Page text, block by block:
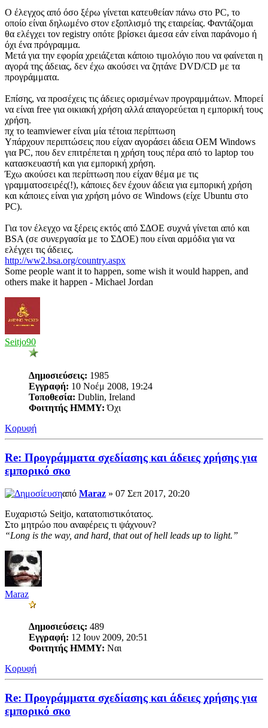
Ο έλεγχος από όσο ξέρω γίνεται κατευθείαν πάνω στο PC, το
οποίο είναι δηλωμένο στον εξοπλισμό της εταιρείας. Φαντάζομαι
θα ελέγχει τον registry οπότε βρίσκει άμεσα εάν είναι παράνομο ή
όχι ένα πρόγραμμα.
Μετά για την εφορία χρειάζεται κάποιο τιμολόγιο που να φαίνεται η
αγορά της άδειας, δεν έχω ακούσει να ζητάνε DVD/CD με τα
προγράμματα.
Επίσης, να προσέχεις τις άδειες ορισμένων προγραμμάτων. Μπορεί
να είναι free για οικιακή χρήση αλλά απαγορεύεται η εμπορική τους
χρήση.
πχ το teamviewer είναι μία τέτοια περίπτωση
Υπάρχουν περιπτώσεις που είχαν αγοράσει άδεια OEM Windows
για PC, που δεν επιτρέπεται η χρήση τους πέρα από το laptop του
κατασκευαστή και για εμπορική χρήση.
Έχω ακούσει και περίπτωση που είχαν θέμα με τις
γραμματοσειρές(!), κάποιες δεν έχουν άδεια για εμπορική χρήση
και κάποιες είναι για χρήση μόνο σε Windows (είχε Ubuntu στο
PC).
Για τον έλεγχο να ξέρεις εκτός από ΣΔΟΕ συχνά γίνεται από και
BSA (σε συνεργασία με το ΣΔΟΕ) που είναι αρμόδια για να
ελέγχει τις άδειες.
http://ww2.bsa.org/country.aspx
Some people want it to happen, some wish it would happen, and
others make it happen - Michael Jordan
Seitjo90
Δημοσιεύσεις: 1985
Εγγραφή: 10 Νοέμ 2008, 19:24
Τοποθεσία: Dublin, Ireland
Φοιτητής ΗΜΜΥ: Όχι
Κορυφή
Re: Προγράμματα σχεδίασης και άδειες χρήσης για
εμπορικό σκο
από Maraz » 07 Σεπ 2017, 20:20
Ευχαριστώ Seitjo, κατατοπιστικότατος.
Στο μητρώο που αναφέρεις τι ψάχνουν?
“Long is the way, and hard, that out of hell leads up to light.”
Maraz
Δημοσιεύσεις: 489
Εγγραφή: 12 Ιουν 2009, 20:51
Φοιτητής ΗΜΜΥ: Ναι
Κορυφή
Re: Προγράμματα σχεδίασης και άδειες χρήσης για
εμπορικό σκο